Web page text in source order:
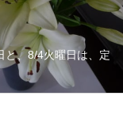
と、8/4火曜日は、定